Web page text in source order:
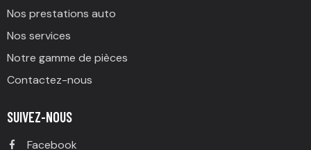
Nos prestations auto
Nos services
Notre gamme de pièces
Contactez-nous
SUIVEZ-NOUS
Facebook